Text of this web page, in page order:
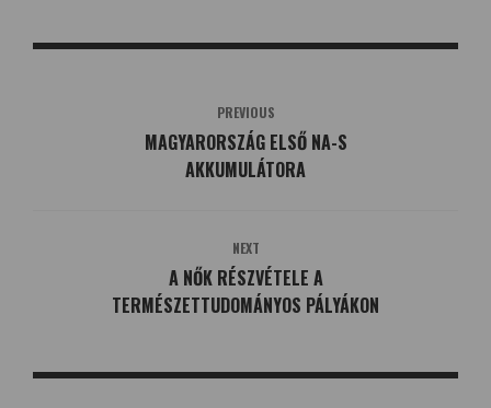
PREVIOUS
MAGYARORSZÁG ELSŐ NA-S
AKKUMULÁTORA
NEXT
A NŐK RÉSZVÉTELE A
TERMÉSZETTUDOMÁNYOS PÁLYÁKON